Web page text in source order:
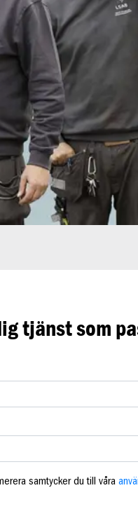
tjänst som
samtycker du till våra